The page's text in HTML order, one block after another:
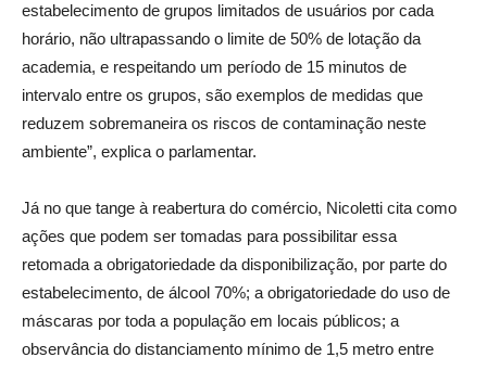
estabelecimento de grupos limitados de usuários por cada
horário, não ultrapassando o limite de 50% de lotação da
academia, e respeitando um período de 15 minutos de
intervalo entre os grupos, são exemplos de medidas que
reduzem sobremaneira os riscos de contaminação neste
ambiente”, explica o parlamentar.
Já no que tange à reabertura do comércio, Nicoletti cita como
ações que podem ser tomadas para possibilitar essa
retomada a obrigatoriedade da disponibilização, por parte do
estabelecimento, de álcool 70%; a obrigatoriedade do uso de
máscaras por toda a população em locais públicos; a
observância do distanciamento mínimo de 1,5 metro entre